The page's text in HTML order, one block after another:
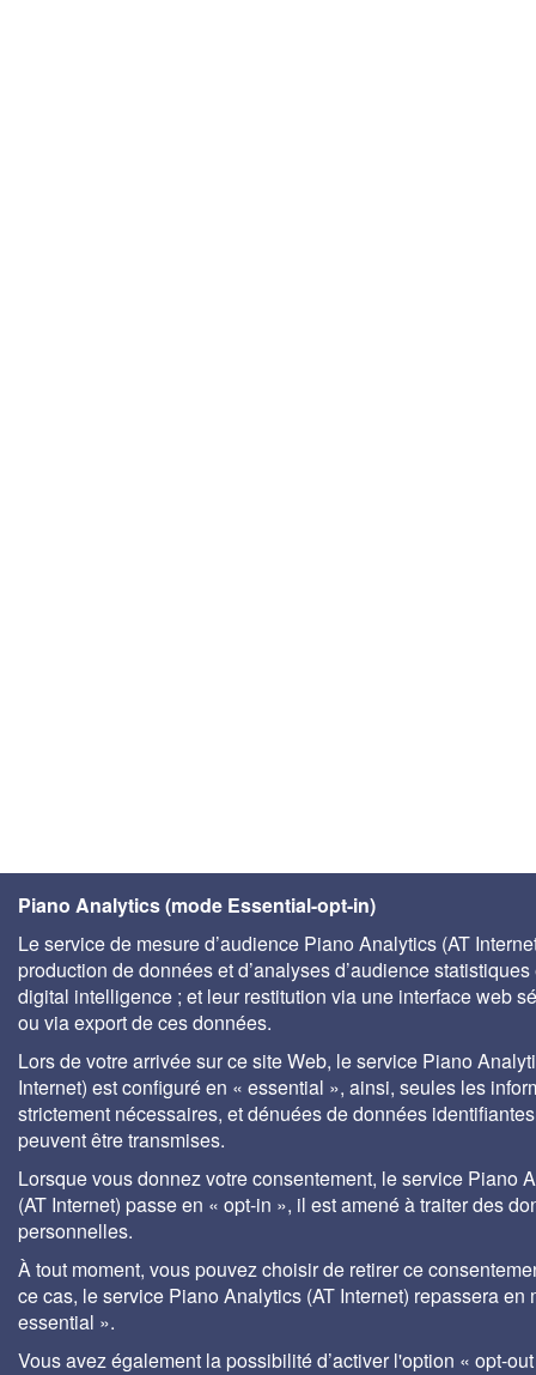
Piano Analytics (mode Essential-opt-in)
Le service de mesure d’audience Piano Analytics (AT
production de données et d’analyses d’audience statistiques
digital intelligence ; et leur restitution via une interface web
ou via export de ces données.
Lors de votre arrivée sur ce site Web, le service Piano
Internet) est configuré en « essential », ainsi, seules les
strictement nécessaires, et dénuées de données
peuvent être transmises.
Lorsque vous donnez votre consentement, le service Piano
(AT Internet) passe en « opt-in », il est amené à traiter des
personnelles.
À tout moment, vous pouvez choisir de retirer ce
ce cas, le service Piano Analytics (AT Internet) repassera en
essential ».
Vous avez également la possibilité d’activer l'option « opt-